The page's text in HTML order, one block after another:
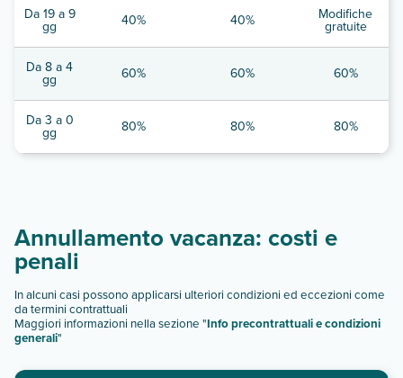
Da 19 a 9
gg 40% 40% Modifiche
gratuite
Da 8 a 4
gg 60% 60% 60%
Da 3 a 0
gg 80% 80% 80%
Annullamento vacanza: costi e
penali
In alcuni casi possono applicarsi ulteriori condizioni ed eccezioni come
da termini contrattuali
Maggiori informazioni nella sezione "Info precontrattuali e condizioni
generali"